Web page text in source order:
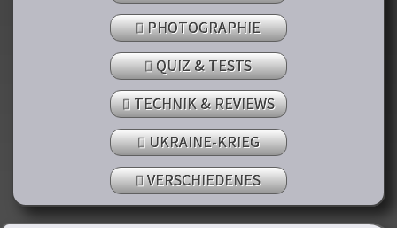
PHOTOGRAPHIE
QUIZ & TESTS
TECHNIK & REVIEWS
UKRAINE-KRIEG
VERSCHIEDENES